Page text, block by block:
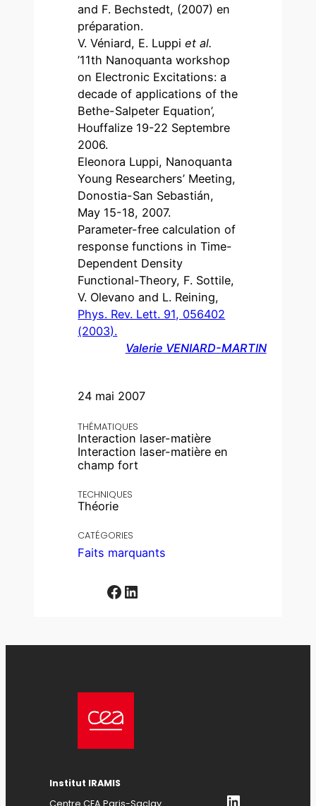
24 mai 2007
THÉMATIQUES
Interaction laser-matière
Interaction laser-matière en
champ fort
TECHNIQUES
Théorie
CATÉGORIES
Faits marquants
Facebook LinkedIn
and F. Bechstedt, (2007) en
préparation.
V. Véniard, E. Luppiet al.
’11th Nanoquanta workshop
on Electronic Excitations: a
decade of applications of the
Bethe-Salpeter Equation’,
Houffalize 19-22 Septembre
2006.
Eleonora Luppi, Nanoquanta
Young Researchers’ Meeting,
Donostia-San Sebastián,
May 15-18, 2007.
Parameter-free calculation of
response functions in Time-
Dependent Density
Functional-Theory, F. Sottile,
V. Olevano and L. Reining,
Phys. Rev. Lett. 91, 056402
(2003).
Valerie VENIARD-MARTIN
Institut IRAMIS
Centre CEA Paris-Saclay
LinkedIn